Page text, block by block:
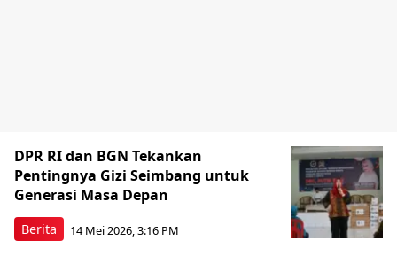
Berita
DPR RI dan BGN Tekankan
Pentingnya Gizi Seimbang untuk
Generasi Masa Depan
14 Mei 2026, 3:16 PM